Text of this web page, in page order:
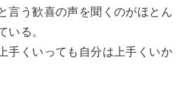
言う歓喜の声を聞くのがほとん
る。
手くいっても自分は上手くいか